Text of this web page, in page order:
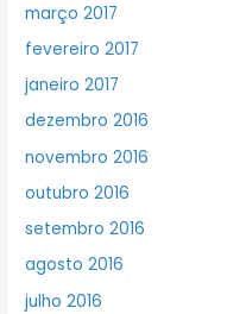
março 2017
fevereiro 2017
janeiro 2017
dezembro 2016
novembro 2016
outubro 2016
setembro 2016
agosto 2016
julho 2016